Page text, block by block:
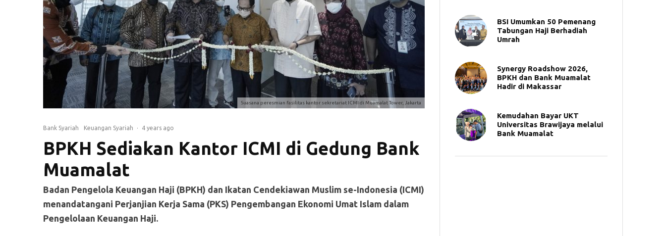
Suasana peresmian fasilitas kantor sekretariat ICMI di Muamalat Tower, Jakarta
Bank Syariah Keuangan Syariah · 4 years ago
BPKH Sediakan Kantor ICMI di Gedung Bank
Muamalat
Badan Pengelola Keuangan Haji (BPKH) dan Ikatan Cendekiawan Muslim se-Indonesia (ICMI)
menandatangani Perjanjian Kerja Sama (PKS) Pengembangan Ekonomi Umat Islam dalam
Pengelolaan Keuangan Haji.
BSI Umumkan 50 Pemenang
Tabungan Haji Berhadiah
Umrah
Synergy Roadshow 2026,
BPKH dan Bank Muamalat
Hadir di Makassar
Kemudahan Bayar UKT
Universitas Brawijaya melalui
Bank Muamalat